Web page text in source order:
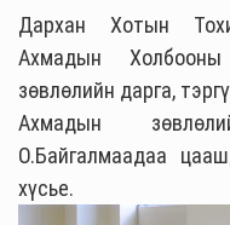
Дархан Хотын
Ахмадын
зөвлөлийн дарга,
Ахмадын
О.Байгалмаадаа
хүсье.